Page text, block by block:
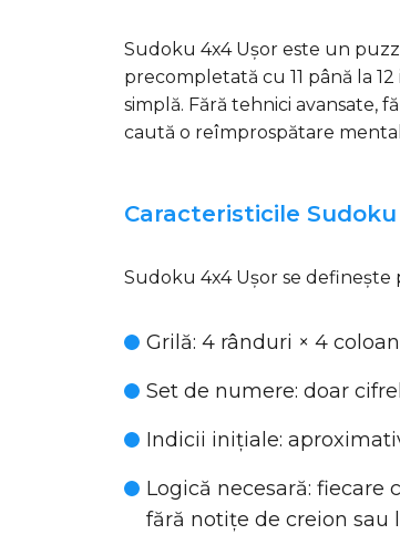
Sudoku 4x4 Ușor este un
precompletată cu 11 până la
simplă. Fără tehnici avansate,
caută o reîmprospătare
Caracteristicile Sudoku
Sudoku 4x4 Ușor se
Grilă: 4 rânduri × 4
Set de numere: doar
Indicii inițiale:
Logică necesară: fiecare
fără notițe de creion sau